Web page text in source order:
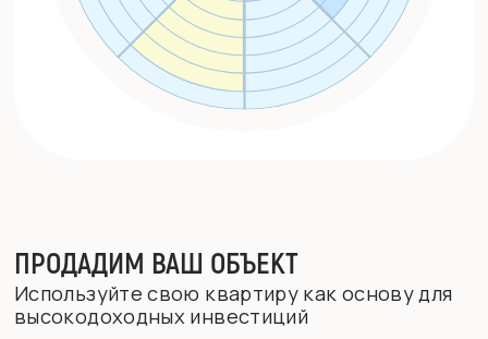
ПРОДАДИМ ВАШ ОБЪЕКТ
Используйте свою квартиру как основу для
высокодоходных инвестиций